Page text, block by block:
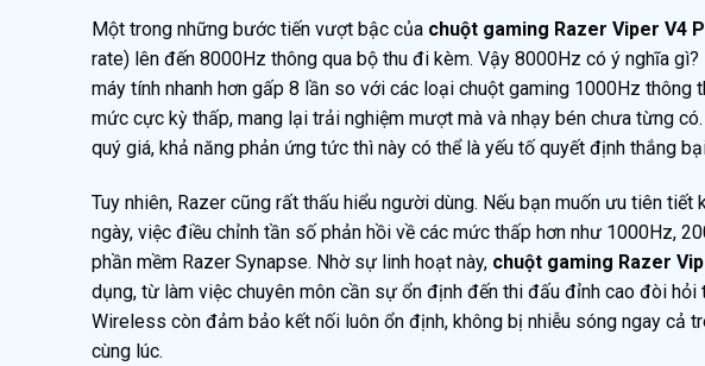
Một trong những bước tiến vượt bậc của chuột gaming Razer Viper V4
rate) lên đến 8000Hz thông qua bộ thu đi kèm. Vậy 8000Hz có ý nghĩa
máy tính nhanh hơn gấp 8 lần so với các loại chuột gaming 1000Hz
mức cực kỳ thấp, mang lại trải nghiệm mượt mà và nhạy bén chưa từng
quý giá, khả năng phản ứng tức thì này có thể là yếu tố quyết định thắng
Tuy nhiên, Razer cũng rất thấu hiểu người dùng. Nếu bạn muốn ưu tiên
ngày, việc điều chỉnh tần số phản hồi về các mức thấp hơn như 1000Hz,
phần mềm Razer Synapse. Nhờ sự linh hoạt này, chuột gaming Razer
dụng, từ làm việc chuyên môn cần sự ổn định đến thi đấu đỉnh cao đòi
Wireless còn đảm bảo kết nối luôn ổn định, không bị nhiễu sóng ngay cả
cùng lúc.